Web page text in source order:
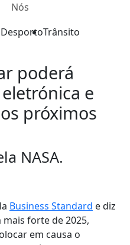
Nós
DesportoTrânsito
poderá
e
próximos
NASA.
Business Standard e diz
forte de 2025,
em causa o